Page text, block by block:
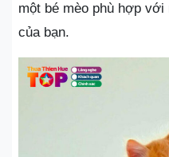
một bé mèo phù hợp
của bạn.